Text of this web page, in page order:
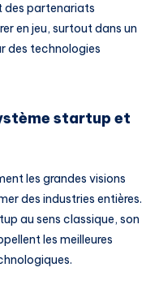
des partenariats
en jeu, surtout dans un
des technologies
startup et
les grandes visions
des industries entières.
au sens classique, son
les meilleures